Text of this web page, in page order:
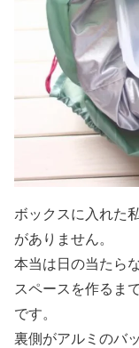
ボックスに入れた
がありません。
本当は日の当たら
スペースを作るま
です。
裏側がアルミのバ